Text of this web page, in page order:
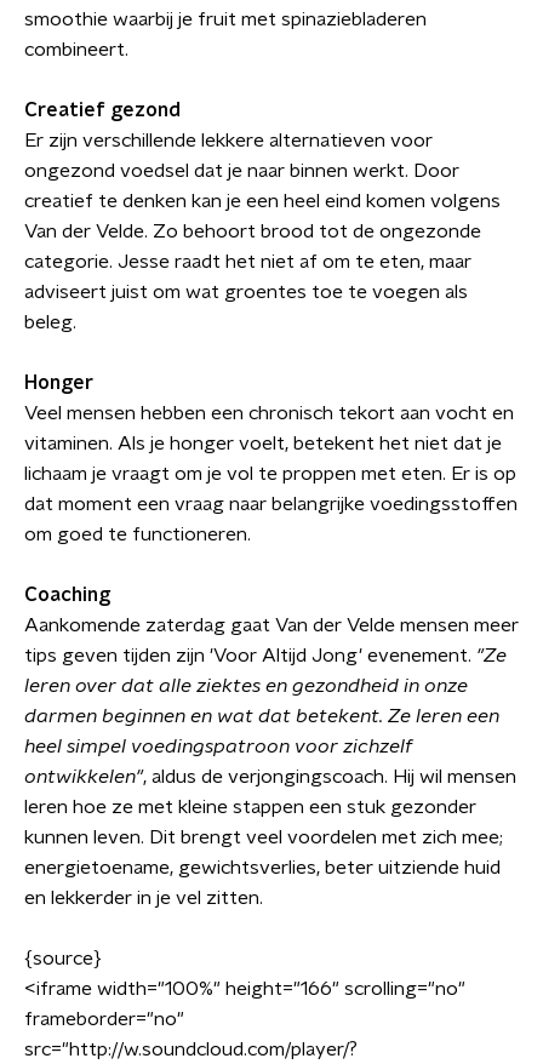
smoothie waarbij je fruit met spinaziebladeren
combineert.
Creatief gezond
Er zijn verschillende lekkere alternatieven voor
ongezond voedsel dat je naar binnen werkt. Door
creatief te denken kan je een heel eind komen volgens
Van der Velde. Zo behoort brood tot de ongezonde
categorie. Jesse raadt het niet af om te eten, maar
adviseert juist om wat groentes toe te voegen als
beleg.
Honger
Veel mensen hebben een chronisch tekort aan vocht en
vitaminen. Als je honger voelt, betekent het niet dat je
lichaam je vraagt om je vol te proppen met eten. Er is op
dat moment een vraag naar belangrijke voedingsstoffen
om goed te functioneren.
Coaching
Aankomende zaterdag gaat Van der Velde mensen meer
tips geven tijden zijn 'Voor Altijd Jong' evenement. "Ze
leren over dat alle ziektes en gezondheid in onze
darmen beginnen en wat dat betekent. Ze leren een
heel simpel voedingspatroon voor zichzelf
ontwikkelen", aldus de verjongingscoach. Hij wil mensen
leren hoe ze met kleine stappen een stuk gezonder
kunnen leven. Dit brengt veel voordelen met zich mee;
energietoename, gewichtsverlies, beter uitziende huid
en lekkerder in je vel zitten.
{source}
<iframe width="100%" height="166" scrolling="no"
frameborder="no"
src="http://w.soundcloud.com/player/?